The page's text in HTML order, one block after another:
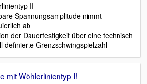
II
Spannungsamplitude nimmt
ab
der Dauerfestigkeit über eine technisch
definierte Grenzschwingspielzahl
mit Wöhlerlinientyp I!